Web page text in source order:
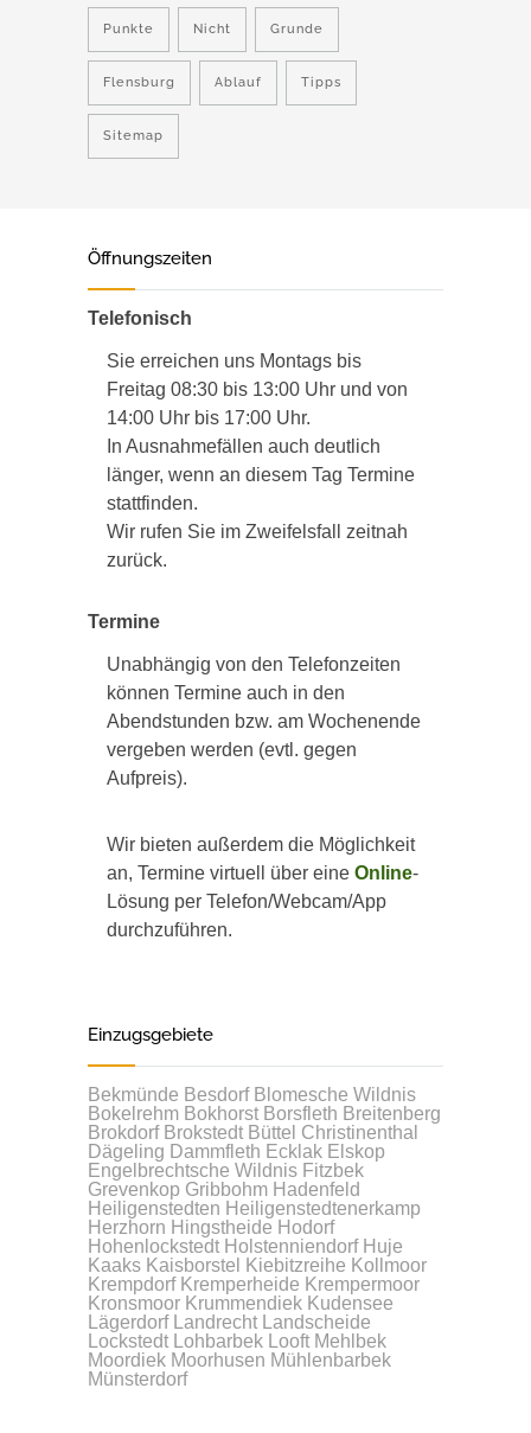
Punkte Nicht Grunde
Flensburg Ablauf Tipps
Sitemap
Öffnungszeiten
Telefonisch
Sie erreichen uns Montags bis
Freitag 08:30 bis 13:00 Uhr und von
14:00 Uhr bis 17:00 Uhr.
In Ausnahmefällen auch deutlich
länger, wenn an diesem Tag Termine
stattfinden.
Wir rufen Sie im Zweifelsfall zeitnah
zurück.
Termine
Unabhängig von den Telefonzeiten
können Termine auch in den
Abendstunden bzw. am Wochenende
vergeben werden (evtl. gegen
Aufpreis).
Wir bieten außerdem die Möglichkeit
an, Termine virtuell über eine Online-
Lösung per Telefon/Webcam/App
durchzuführen.
Einzugsgebiete
Bekmünde Besdorf Blomesche Wildnis
Bokelrehm Bokhorst Borsfleth Breitenberg
Brokdorf Brokstedt Büttel Christinenthal
Dägeling Dammfleth Ecklak Elskop
Engelbrechtsche Wildnis Fitzbek
Grevenkop Gribbohm Hadenfeld
Heiligenstedten Heiligenstedtenerkamp
Herzhorn Hingstheide Hodorf
Hohenlockstedt Holstenniendorf Huje
Kaaks Kaisborstel Kiebitzreihe Kollmoor
Krempdorf Kremperheide Krempermoor
Kronsmoor Krummendiek Kudensee
Lägerdorf
Landrecht
Landscheide
Lockstedt
Lohbarbek Looft Mehlbek
Moordiek Moorhusen Mühlenbarbek
Münsterdorf